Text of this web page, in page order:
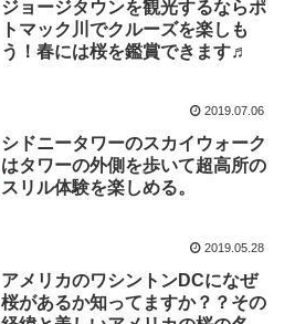
ジョージタウンを観光するならポ
トマック川でクルーズを楽しも
う！春には桜を鑑賞できます♬
2019.07.06
シドニータワーのスカイウォーク
はタワーの外側を歩いて超高所の
スリル体験を楽しめる。
2019.05.28
アメリカのワシントンDCになぜ
桜があるか知ってますか？？その